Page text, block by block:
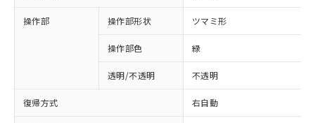
操作部 操作部形状 ツマミ形
操作部色 緑
透明/不透明 不透明
復帰方式 右自動